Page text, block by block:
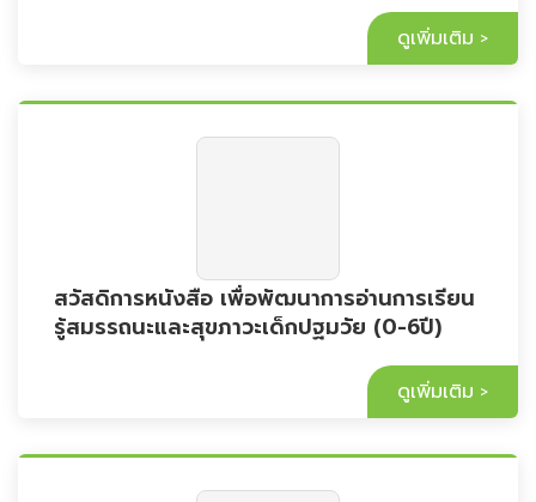
ดูเพิ่มเติม
สวัสดิการหนังสือ เพื่อพัฒนาการอ่านการเรียน
รู้สมรรถนะและสุขภาวะเด็กปฐมวัย (0-6ปี)
ดูเพิ่มเติม